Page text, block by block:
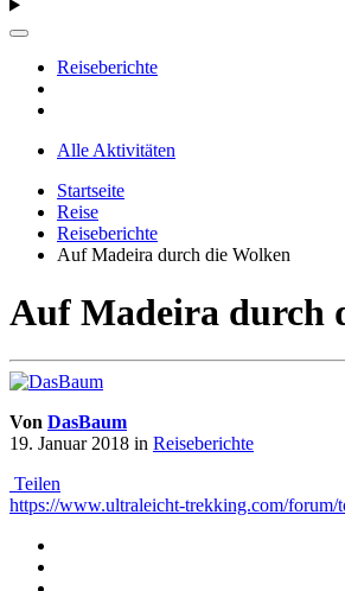
Reiseberichte
Alle Aktivitäten
Startseite
Reise
Reiseberichte
Auf Madeira durch die Wolken
Auf Madeira durch
Von DasBaum
19. Januar 2018 in Reiseberichte
Teilen
https://www.ultraleicht-trekking.com/